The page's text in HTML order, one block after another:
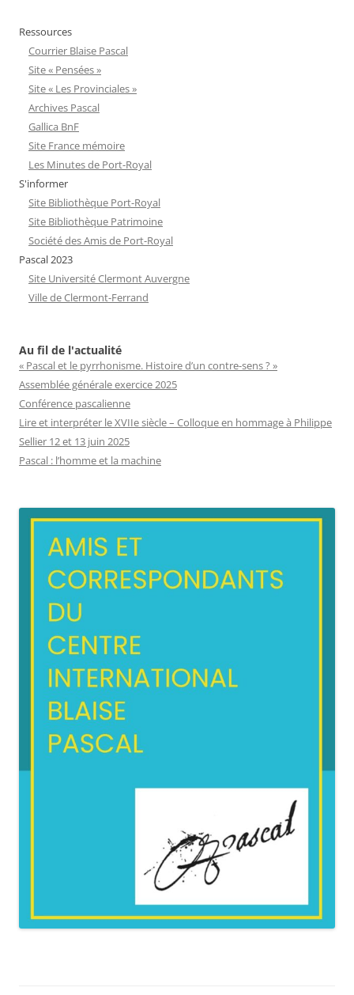
Ressources
Courrier Blaise Pascal
Site « Pensées »
Site « Les Provinciales »
Archives Pascal
Gallica BnF
Site France mémoire
Les Minutes de Port-Royal
S'informer
Site Bibliothèque Port-Royal
Site Bibliothèque Patrimoine
Société des Amis de Port-Royal
Pascal 2023
Site Université Clermont Auvergne
Ville de Clermont-Ferrand
Au fil de l'actualité
« Pascal et le pyrrhonisme. Histoire d’un contre-sens ? »
Assemblée générale exercice 2025
Conférence pascalienne
Lire et interpréter le XVIIe siècle – Colloque en hommage à Philippe
Sellier 12 et 13 juin 2025
Pascal : l’homme et la machine